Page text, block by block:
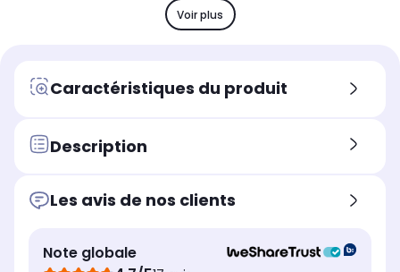
Dosage automatique de lessive
Non
Non
Option départ différé ou fin
Dosage automatique de lessive
trs)
Dosage automatique de lessive
Oui
Voir plus
Caractéristiques du produit
Description
Les avis de nos clients
Note globale